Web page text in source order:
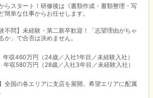
らスタート！研修後は《書類作成・書類整理・写
簡単な仕事からお任せします。
不問】未経験・第二新卒歓迎！「志望理由がちゃ
か」で合否は決めません。
年収460万円（24歳／入社1年目／未経験入社）
年収580万円（28歳／入社3年目／未経験入社）
全国の各エリアに支店を展開。希望エリアに配属